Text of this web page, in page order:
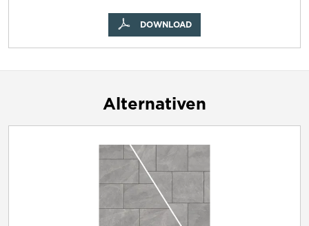
DOWNLOAD
Alternativen